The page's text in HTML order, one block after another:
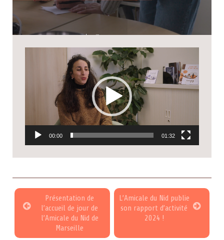
00:00 01:32
Présentation de
l’accueil de jour de
l’Amicale du Nid de
Marseille
L’Amicale du Nid publie
son rapport d’activité
2024 !